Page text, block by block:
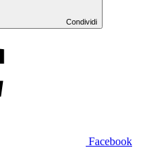
Condividi
Facebook